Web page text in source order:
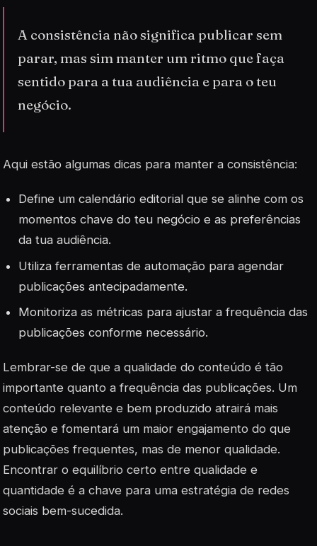
A consistência não significa publicar sem
parar, mas sim manter um ritmo que faça
sentido para a tua audiência e para o teu
negócio.
Aqui estão algumas dicas para manter a consistência:
Define um calendário editorial que se alinhe com os
momentos chave do teu negócio e as preferências
da tua audiência.
Utiliza ferramentas de automação para agendar
publicações antecipadamente.
Monitoriza as métricas para ajustar a frequência das
publicações conforme necessário.
Lembrar-se de que a qualidade do conteúdo é tão
importante quanto a frequência das publicações. Um
conteúdo relevante e bem produzido atrairá mais
atenção e fomentará um maior engajamento do que
publicações frequentes, mas de menor qualidade.
Encontrar o equilíbrio certo entre qualidade e
quantidade é a chave para uma estratégia de redes
sociais bem-sucedida.